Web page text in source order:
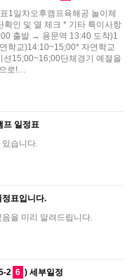
1일차오후캠프육해공 놀이체
인 및 열 체크 * 기타 특이사항
출발 → 용문역 13:40 도착)1
학교)14:10~15;00* 자연학교
션15;00~16;00단체경기 예절을
로!…
프 일정표
있습니다.
표입니다.
을 미리 알려드립니다.
2 6 ) 세부일정